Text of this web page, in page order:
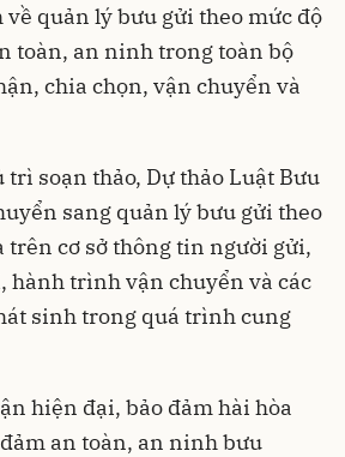
quản lý bưu gửi theo mức độ
toàn, an ninh trong toàn bộ
chia chọn, vận chuyển và
trì soạn thảo, Dự thảo Luật Bưu
sang quản lý bưu gửi theo
trên cơ sở thông tin người gửi,
hành trình vận chuyển và các
sinh trong quá trình cung
hiện đại, bảo đảm hài hòa
an toàn, an ninh bưu